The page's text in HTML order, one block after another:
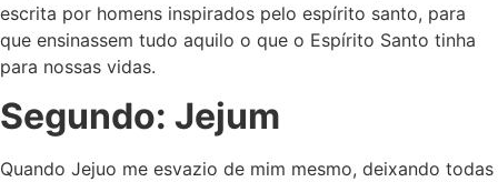
escrita por homens inspirados pelo espírito santo, para
que ensinassem tudo aquilo o que o Espírito Santo tinha
para nossas vidas.
Segundo: Jejum
Quando Jejuo me esvazio de mim mesmo, deixando todas